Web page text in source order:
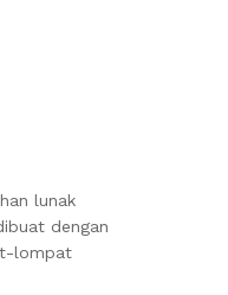
lunak
dengan
lompat